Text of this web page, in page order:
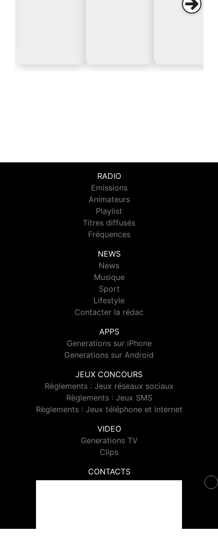
RADIO
Emissions
Animateurs
Playlist
Titres diffusés
Fréquences
NEWS
News
Musique
Sport
Lifestyle
Contacter la rédac
APPS
Generations sur iPhone
Generations sur Android
JEUX CONCOURS
Règlements : Jeux réseaux sociaux
Règlements : Jeux SMS
Règlements : Jeux téléphone et internet
VIDEO
Generations TV
Clips
CONTACTS
Contacter Generations